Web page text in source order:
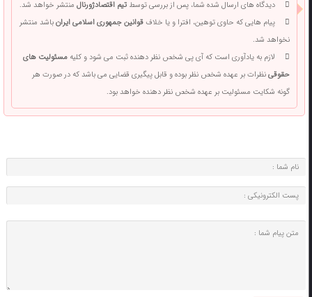
دیدگاه های ارسال شده شما، پس از بررسی توسطتیم اقتصادژورنالمنتشر خواهد شد.
پیام هایی که حاوی توهین، افترا و یا خلافقوانین جمهوری اسلامی ایرانباشد منتشر
نخواهد شد.
لازم به یادآوری است که آی پی شخص نظر دهنده ثبت می شود و کلیهمسئولیت های
حقوقینظرات بر عهده شخص نظر بوده و قابل پیگیری قضایی می باشد که در صورت هر
گونه شکایت مسئولیت بر عهده شخص نظر دهنده خواهد بود.